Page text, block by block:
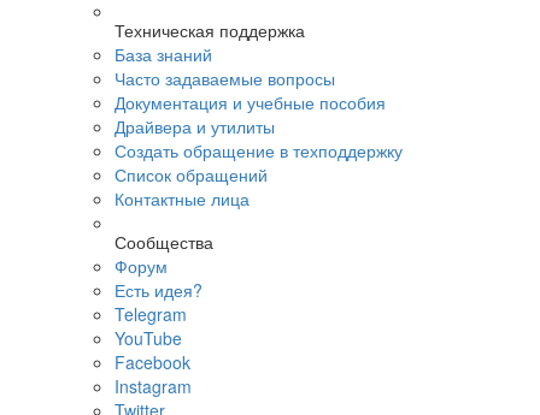
Техническая поддержка
База знаний
Часто задаваемые вопросы
Документация и учебные пособия
Драйвера и утилиты
Создать обращение в техподдержку
Список обращений
Контактные лица
Сообщества
Форум
Есть идея?
Telegram
YouTube
Facebook
Instagram
Twitter